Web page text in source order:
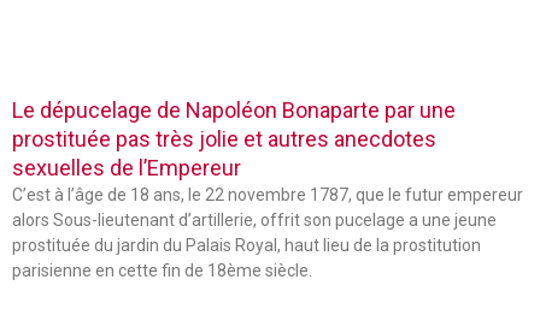
Le dépucelage de Napoléon Bonaparte par une
prostituée pas très jolie et autres anecdotes
sexuelles de l’Empereur
C’est à l’âge de 18 ans, le 22 novembre 1787, que le futur empereur
alors Sous-lieutenant d’artillerie, offrit son pucelage a une jeune
prostituée du jardin du Palais Royal, haut lieu de la prostitution
parisienne en cette fin de 18ème siècle.